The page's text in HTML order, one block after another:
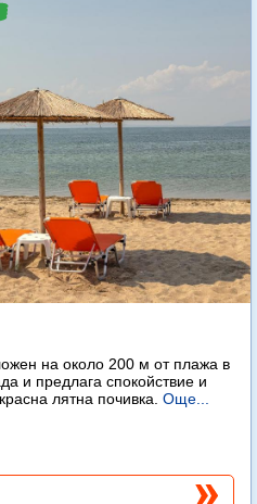
на около 200 м от плажа в
и предлага спокойствие и
лятна почивка. Още...